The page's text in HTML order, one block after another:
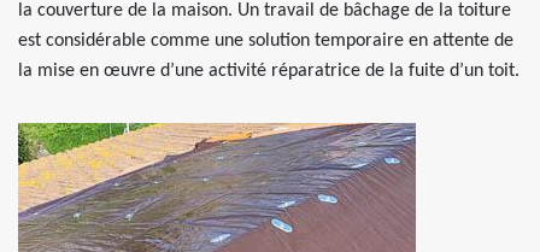
la couverture de la maison. Un travail de bâchage de la toiture
est considérable comme une solution temporaire en attente de
la mise en œuvre d’une activité réparatrice de la fuite d’un toit.